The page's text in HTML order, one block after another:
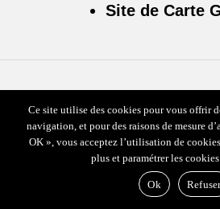
Site de Carte
Ce site utilise des cookies pour vous offrir
navigation, et pour des raisons de mesure
OK », vous acceptez l’utilisation de
plus et paramétrer les cookies
Ok